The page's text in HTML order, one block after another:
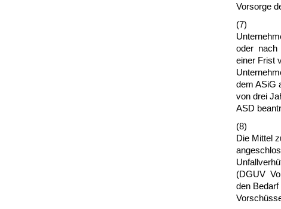
Vorsorge
(7)
oder
einer Frist
dem ASiG
von drei
ASD
(8)
Die Mittel
(DGUV
den